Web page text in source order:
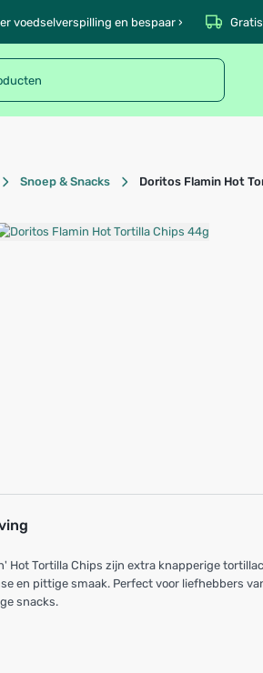
voedselverspilling en bespaar ›
Snoep & Snacks Doritos Flamin Hot
Hot Tortilla Chips zijn extra knapperige
en pittige smaak. Perfect voor liefhebbers
snacks.